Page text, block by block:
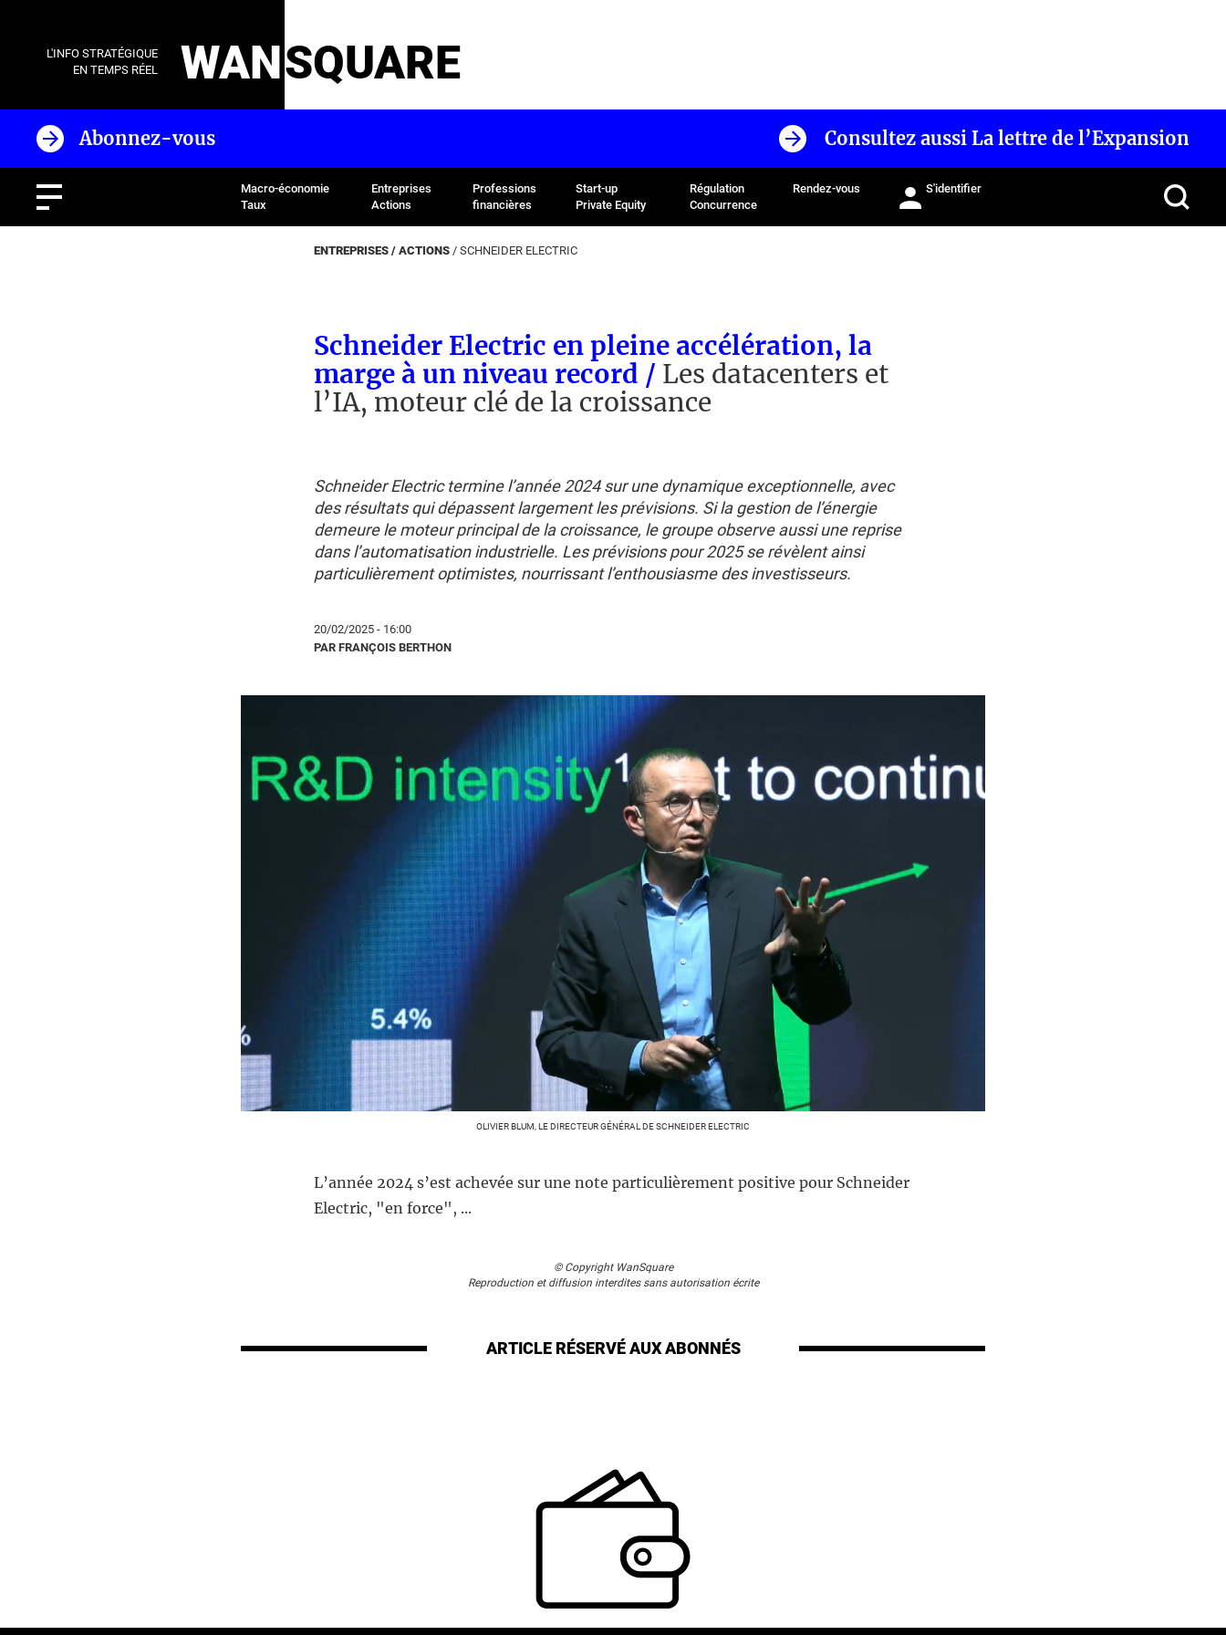
L'INFO STRATÉGIQUE
EN TEMPS RÉEL
WANSQUARE
Abonnez-vous Consultez aussi La lettre de l’Expansion
Macro-économie
Taux
Entreprises
Actions
Professions
financières
Start-up
Private Equity
Régulation
Concurrence
Rendez-vous S'identifier
ENTREPRISES / ACTIONS / SCHNEIDER ELECTRIC
Schneider Electric en pleine accélération, la
marge à un niveau record / Les datacenters et
l’IA, moteur clé de la croissance
Schneider Electric termine l’année 2024 sur une dynamique exceptionnelle, avec
des résultats qui dépassent largement les prévisions. Si la gestion de l’énergie
demeure le moteur principal de la croissance, le groupe observe aussi une reprise
dans l’automatisation industrielle. Les prévisions pour 2025 se révèlent ainsi
particulièrement optimistes, nourrissant l’enthousiasme des investisseurs.
20/02/2025 - 16:00
PAR FRANÇOIS BERTHON
OLIVIER BLUM, LE DIRECTEUR GÉNÉRAL DE SCHNEIDER ELECTRIC
L’année 2024 s’est achevée sur une note particulièrement positive pour Schneider
Electric, "en force", ...
© Copyright WanSquare
Reproduction et diffusion interdites sans autorisation écrite
ARTICLE RÉSERVÉAUX ABONNÉS